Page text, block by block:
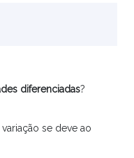
diferenciadas?
se deve ao